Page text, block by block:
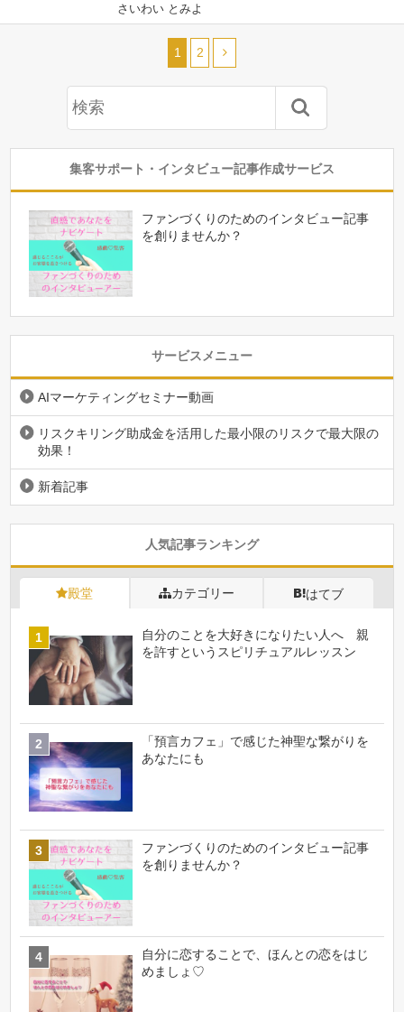
さいわい とみよ
1 2
集客サポート・インタビュー記事作成サービス
ファンづくりのためのインタビュー記事
を創りませんか？
サービスメニュー
AIマーケティングセミナー動画
リスクキリング助成金を活用した最小限のリスクで最大限の
効果！
新着記事
人気記事ランキング
殿堂 カテゴリー はてブ
自分のことを大好きになりたい人へ 親
を許すというスピリチュアルレッスン
「預言カフェ」で感じた神聖な繋がりを
あなたにも
ファンづくりのためのインタビュー記事
を創りませんか？
自分に恋することで、ほんとの恋をはじ
めましょ♡